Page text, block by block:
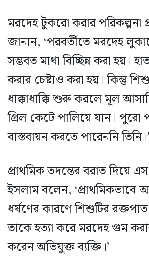
মরদেহ টুকরো করার পরিকল্পনা
জানান, ‘পরবর্তীতে মরদেহ
সম্ভবত মাথা বিচ্ছিন্ন করা হয়।
করার চেষ্টাও করা হয়। কিন্তু
ধাক্কাধাক্কি শুরু করলে মূল
গ্রিল কেটে পালিয়ে যান। পুরো
বাস্তবায়ন করতে পারেননি তিনি।’
প্রাথমিক তদন্তের বরাত দিয়ে
ইসলাম বলেন, ‘প্রাথমিকভাবে
ধর্ষণের কারণে শিশুটির
তাকে হত্যা করে মরদেহ গুম
করেন অভিযুক্ত ব্যক্তি।’